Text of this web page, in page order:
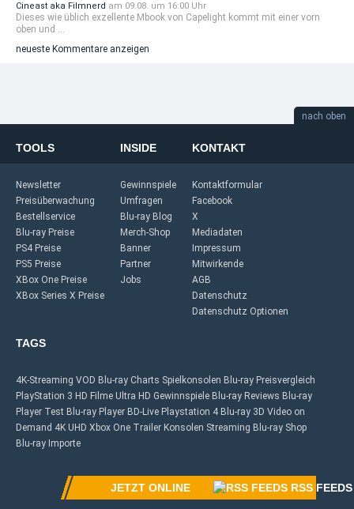
Cineast aka Filmnerd am 09.08. um 16:00 Uhr
Dieses wie üblich exzellente Mbook von Capelight kommt mit einer vorn
oben und ...
neueste Kommentare anzeigen
nach oben
TOOLS
Newsletter
Preisüberwachung
Bestellservice
Blu-ray Preise
PS4 Preise
PS5 Preise
XBox One Preise
XBox Series X Preise
INSIDE
Gewinnspiele
Umfragen
Blu-ray Blog
Merch-Shop
Banner
Partner
Jobs
KONTAKT
Kontaktformular
Facebook
X
Mediadaten
Impressum
Mitwirkende
AGB
Datenschutz
Datenschutz Optionen
TAGS
4K-Streaming VOD Blu-ray Charts Spielkonsolen Blu-ray Preisvergleich
PlayStation 3 HD Filme Ultra HD Gewinnspiele Blu-ray Reviews Blu-ray
Player Test Blu-ray Player BD-Live Playstation 4 Blu-ray 3D Video on
Demand 4K UHD Xbox One Trailer Konsolen Streaming Blu-ray Shop
Blu-ray Importe
JETZT ONLINE RSS FEEDS